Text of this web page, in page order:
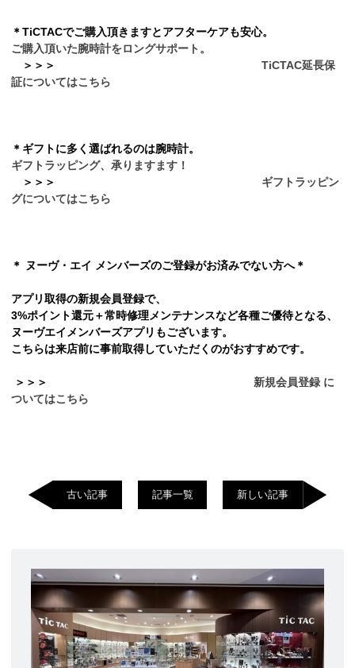
＊TiCTACでご購入頂きますとアフターケアも安心。
ご購入頂いた腕時計をロングサポート。
＞ ＞ ＞
TiCTAC延長保
証についてはこちら
＊ギフトに多く選ばれるのは腕時計。
ギフトラッピング、承りますます！
＞ ＞ ＞
ギフトラッピン
グについてはこちら
＊ ヌーヴ・エイ メンバーズのご登録がお済みでない方へ＊
アプリ取得の新規会員登録で、
3%ポイント還元＋常時修理メンテナンスなど各種ご優待となる、
ヌーヴエイメンバーズアプリもございます。
こちらは来店前に事前取得していただくのがおすすめです。
＞ ＞ ＞ 新規会員登録 に
ついてはこちら
古い記事 記事一覧 新しい記事